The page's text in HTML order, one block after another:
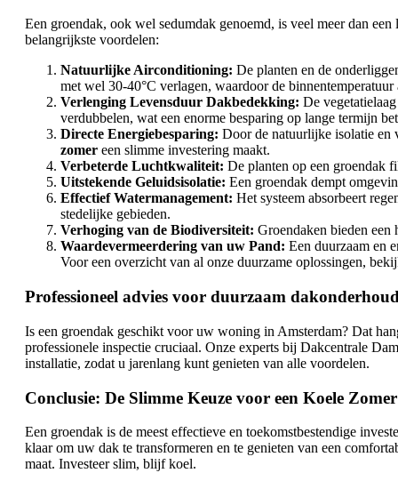
Een groendak, ook wel sedumdak genoemd, is veel meer dan
belangrijkste voordelen:
Natuurlijke Airconditioning: De planten en de
met wel 30-40°C verlagen, waardoor de
Verlenging Levensduur Dakbedekking: De
verdubbelen, wat een enorme besparing op lange termijn
Directe Energiebesparing: Door de natuurlijke isolatie en
zomer een slimme investering maakt.
Verbeterde Luchtkwaliteit: De planten op een groendak
Uitstekende Geluidsisolatie: Een groendak dempt
Effectief Watermanagement: Het systeem absorbeert
stedelijke gebieden.
Verhoging van de Biodiversiteit: Groendaken bieden
Waardevermeerdering van uw Pand: Een duurzaam en
Voor een overzicht van al onze duurzame oplossingen,
Professioneel advies voor duurzaam
Is een groendak geschikt voor uw woning in Amsterdam? Dat
professionele inspectie cruciaal. Onze experts bij Dakcentrale
installatie, zodat u jarenlang kunt genieten van alle voordelen.
Conclusie: De Slimme Keuze voor een Koele Zomer
Een groendak is de meest effectieve en toekomstbestendige
klaar om uw dak te transformeren en te genieten van een
maat. Investeer slim, blijf koel.